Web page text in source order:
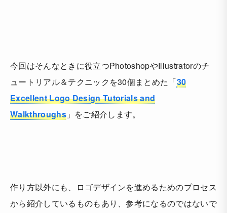
今回はそんなときに役立つPhotoshopやIllustratorのチ
ュートリアル＆テクニックを30個まとめた「30
Excellent Logo Design Tutorials and
Walkthroughs」をご紹介します。
作り方以外にも、ロゴデザインを進めるためのプロセス
から紹介しているものもあり、参考になるのではないで